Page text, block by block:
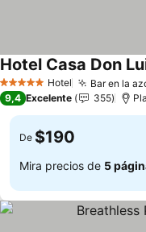
5 Estrellas Hotel Bar en la
9,4 Excelente 355
De $190
Mira precios de 5